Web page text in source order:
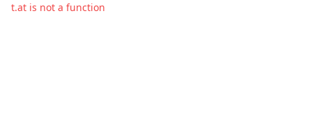
t.at is not a function